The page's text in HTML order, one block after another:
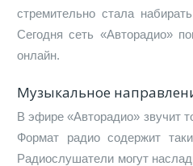
стремительно стала
Сегодня сеть «Авторадио»
онлайн.
Музыкальное
В эфире «Авторадио» звучит
Формат радио содержит
Радиослушатели могут